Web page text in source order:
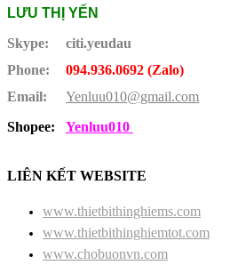
LƯU THỊ YẾN
Skype:
citi.yeudau
Phone:
094.936.0692 (Zalo)
Email:
Yenluu010@gmail.com
Shopee:
Yenluu010
LIÊN KẾT WEBSITE
www.thietbithinghiems.com
www.thietbithinghiemtot.com
www.chobuonvn.com